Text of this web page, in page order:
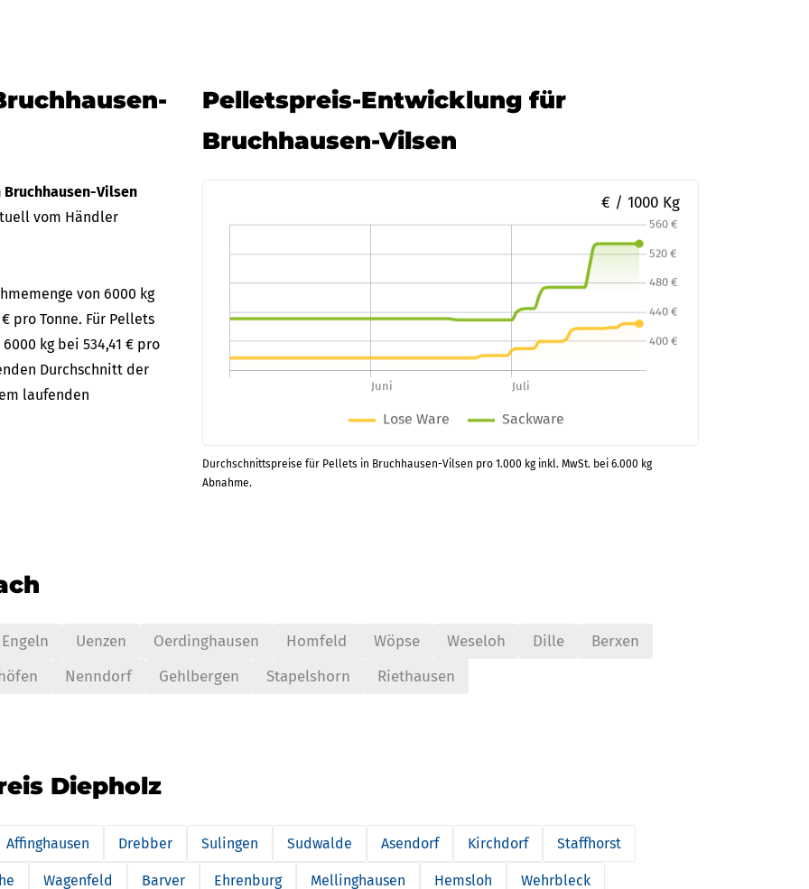
Vilsen
vom Händler
von 6000 kg
pro Tonne. Für Pellets
kg bei 534,41 € pro
Durchschnitt der
laufenden
Pelletspreis-Entwicklung für
Bruchhausen-Vilsen
€ / 1000 Kg
Durchschnittspreise für Pellets in Bruchhausen-Vilsen pro 1.000 kg inkl. MwSt. bei 6.000 kg
Abnahme.
Engeln Uenzen Oerdinghausen Homfeld Wöpse Weseloh Dille
Berxen
Nenndorf Gehlbergen Stapelshorn Riethausen
Diepholz
Affinghausen Drebber Sulingen Sudwalde Asendorf Kirchdorf Staffhorst
Wagenfeld Barver Ehrenburg Mellinghausen Hemsloh Wehrbleck